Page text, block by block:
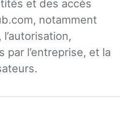
et des accès
notamment
par l’entreprise, et la